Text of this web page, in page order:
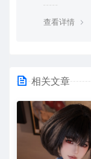
查看详情
相关文章